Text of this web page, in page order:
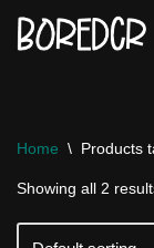
Home \ Products
Showing all 2